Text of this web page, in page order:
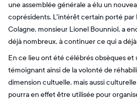
une assemblée générale a élu un
coprésidents. L'intérêt certain porté par
Colagne, monsieur Lionel Bounniol, a
déjà nombreux, à continuer ce qui a
En ce lieu ont été célébrés obsèques
témoignant ainsi de la volonté de
dimension cultuelle, mais aussi
pourra en effet être utilisée pour